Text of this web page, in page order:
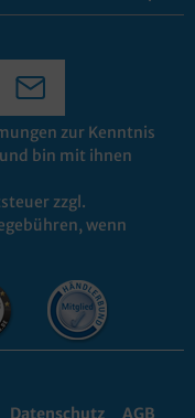
zur Kenntnis
bin mit ihnen
zzgl.
wenn
Datenschutz AGB